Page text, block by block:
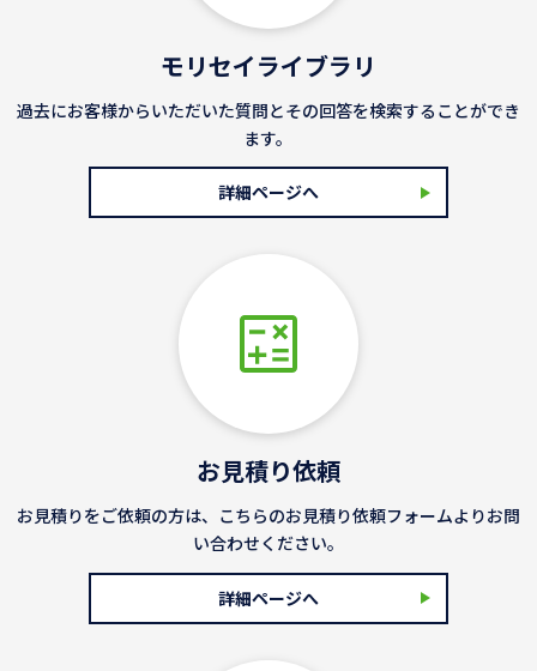
モリセイライブラリ
過去にお客様からいただいた質問とその回答を検索することができ
ます。
詳細ページへ
お見積り依頼
お見積りをご依頼の方は、こちらのお見積り依頼フォームよりお問
い合わせください。
詳細ページへ